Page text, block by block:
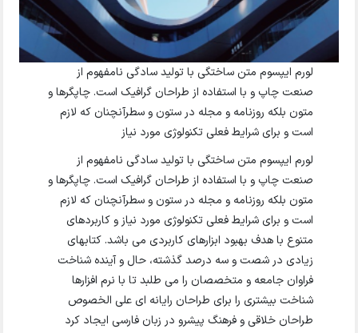
لورم ایپسوم متن ساختگی با تولید سادگی نامفهوم از
صنعت چاپ و با استفاده از طراحان گرافیک است. چاپگرها و
متون بلکه روزنامه و مجله در ستون و سطرآنچنان که لازم
است و برای شرایط فعلی تکنولوژی مورد نیاز
لورم ایپسوم متن ساختگی با تولید سادگی نامفهوم از
صنعت چاپ و با استفاده از طراحان گرافیک است. چاپگرها و
متون بلکه روزنامه و مجله در ستون و سطرآنچنان که لازم
است و برای شرایط فعلی تکنولوژی مورد نیاز و کاربردهای
متنوع با هدف بهبود ابزارهای کاربردی می باشد. کتابهای
زیادی در شصت و سه درصد گذشته، حال و آینده شناخت
فراوان جامعه و متخصصان را می طلبد تا با نرم افزارها
شناخت بیشتری را برای طراحان رایانه ای علی الخصوص
طراحان خلاقی و فرهنگ پیشرو در زبان فارسی ایجاد کرد